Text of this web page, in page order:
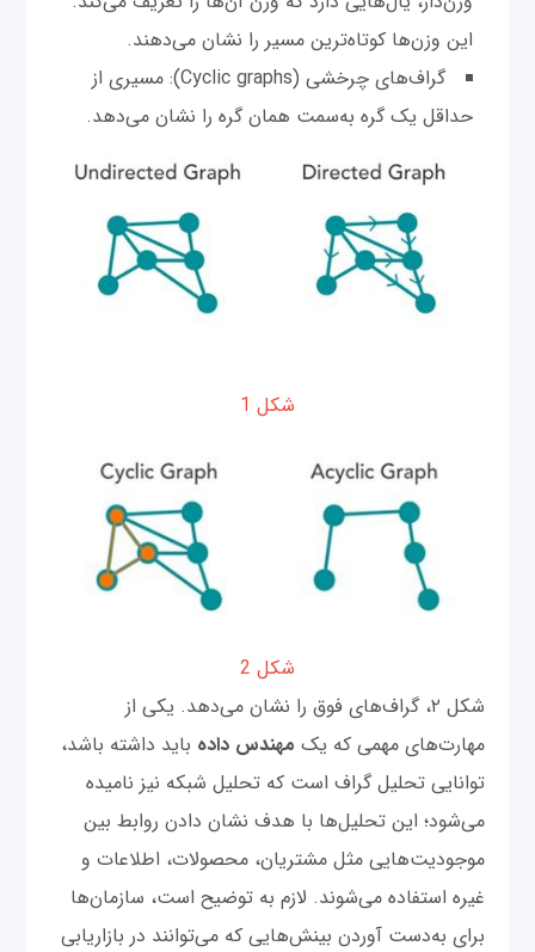
این وزن‌ها کوتاه‌ترین مسیر را نشان می‌دهند.
گراف‌های چرخشی (Cyclic graphs): مسیری از
حداقل یک گره به‌سمت همان گره را نشان می‌دهد.
شکل 1
شکل 2
شکل ۲، گراف‌های فوق را نشان می‌دهد. یکی از
مهارت‌های مهمی که یک مهندس داده باید داشته باشد،
توانایی تحلیل گراف است که تحلیل شبکه نیز نامیده
می‌شود؛ این تحلیل‌ها با هدف نشان دادن روابط بین
موجودیت‌هایی مثل مشتریان، محصولات، اطلاعات و
غیره استفاده می‌شوند. لازم به توضیح است، سازمان‌ها
برای به‌دست آوردن بینش‌هایی که می‌توانند در بازاریابی